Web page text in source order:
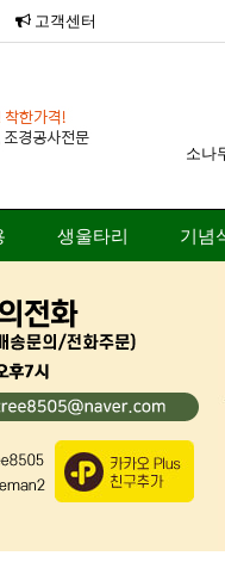
고객센터
소나
생울타리 기념